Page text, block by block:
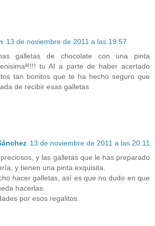
13 de noviembre de 2011 a las 19:57
galletas de chocolate con una pinta
tu AI a parte de haber acertado
tan bonitos que te ha hecho seguro que
de recibir esas galletas
13 de noviembre de 2011 a las 20:11
y las galletas que le has preparado
y tienen una pinta exquisita.
hacer galletas, así es que no dudo en que
hacerlas.
por esos regalitos.